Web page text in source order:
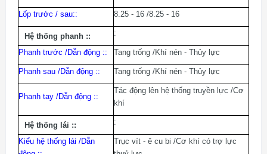
Lốp trước / sau:: 8.25 - 16 /8.25 - 16
Hệ thống phanh :: :
Phanh trước /Dẫn động :: Tang trống /Khí nén - Thủy lực
Phanh sau /Dẫn động :: Tang trống /Khí nén - Thủy lực
Phanh tay /Dẫn động ::
Tác động lên hệ thống truyền lực /Cơ
khí
Hệ thống lái :: :
Kiểu hệ thống lái /Dẫn
Trục vít - ê cu bi /Cơ khí có trợ lực